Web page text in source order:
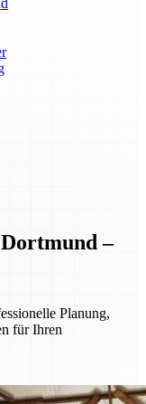
–
Planung,
für Ihren